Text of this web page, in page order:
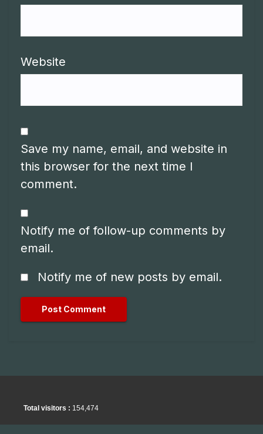
Website
Save my name, email, and website in
this browser for the next time I
comment.
Notify me of follow-up comments by
email.
Notify me of new posts by email.
Total visitors : 154,474